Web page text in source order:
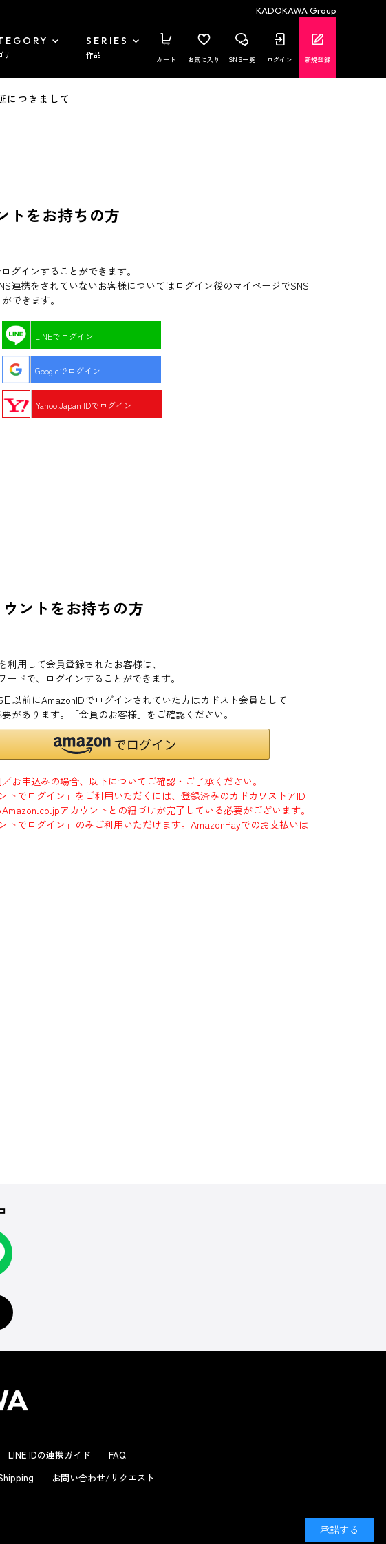
KADOKAWA Group
SERIES
作品 カート お気に入り SNS一覧 ログイン 新規登録
つきまして
トをお持ちの方
グインすることができます。
連携をされていないお客様についてはログイン後のマイページでSNS
できます。
LINEでログイン
Googleでログイン
Yahoo!Japan IDでログイン
ントをお持ちの方
利用して会員登録されたお客様は、
ードで、ログインすることができます。
5日以前にAmazonIDでログインされていた方はカドスト会員として
があります。「会員のお客様」をご確認ください。
お申込みの場合、以下についてご確認・ご了承ください。
トでログイン」をご利用いただくには、登録済みのカドカワストアID
アカウントとの紐づけが完了している必要がございます。
トでログイン」のみご利用いただけます。AmazonPayでのお支払いは
LINE IDの連携ガイド
FAQ
お問い合わせ/リクエスト
承諾する